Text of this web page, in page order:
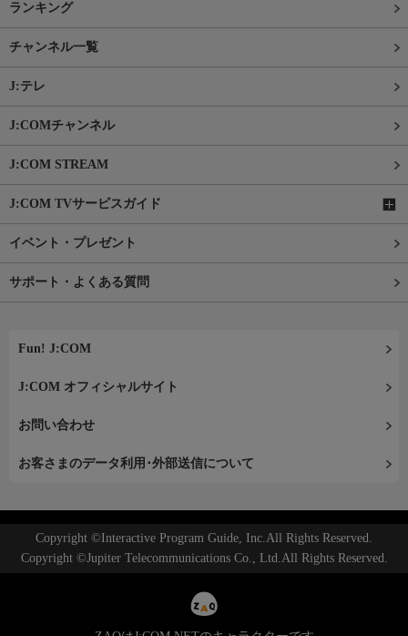
ランキング
チャンネル一覧
J:テレ
J:COMチャンネル
J:COM STREAM
J:COM TVサービスガイド
イベント・プレゼント
サポート・よくある質問
Fun! J:COM
J:COM オフィシャルサイト
お問い合わせ
お客さまのデータ利用･外部送信について
Copyright ©Interactive Program Guide, Inc.All Rights Reserved.
Copyright ©Jupiter Telecommunications Co., Ltd.All Rights Reserved.